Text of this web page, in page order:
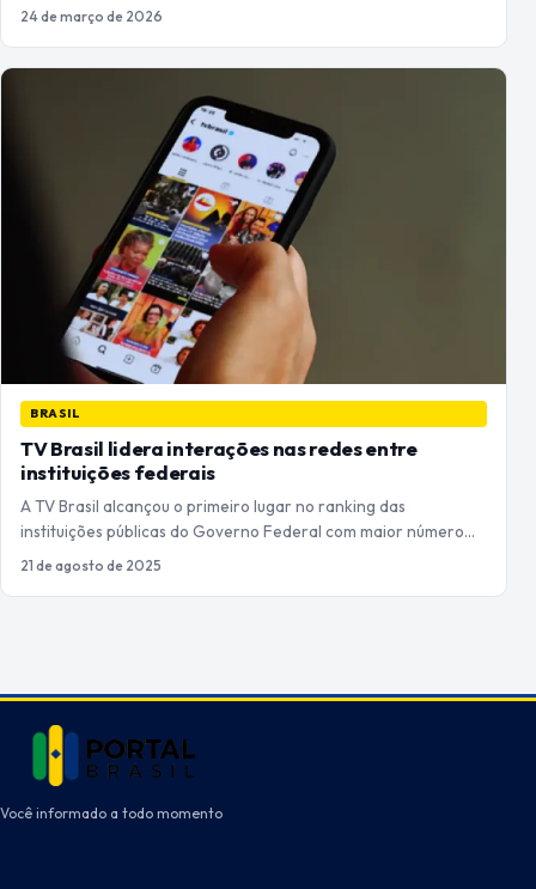
24 de março de 2026
BRASIL
TV Brasil lidera interações nas redes entre
instituições federais
A TV Brasil alcançou o primeiro lugar no ranking das
instituições públicas do Governo Federal com maior número…
21 de agosto de 2025
Você informado a todo momento